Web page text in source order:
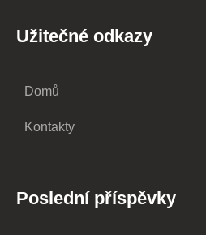
Užitečné odkazy
Domů
Kontakty
Poslední příspěvky